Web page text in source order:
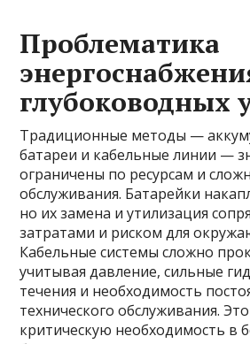
Проблематика
глубоководных
Традиционные методы —
батареи и кабельные линии —
ограничены по ресурсам и
обслуживания. Батарейки
но их замена и утилизация
затратами и риском для
Кабельные системы сложно
учитывая давление, сильные
течения и необходимость
технического обслуживания.
критическую необходимость в